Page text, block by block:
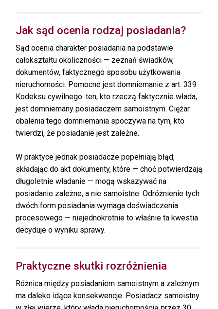
Jak sąd ocenia rodzaj posiadania?
Sąd ocenia charakter posiadania na podstawie
całokształtu okoliczności — zeznań świadków,
dokumentów, faktycznego sposobu użytkowania
nieruchomości. Pomocne jest domniemanie z art. 339
Kodeksu cywilnego: ten, kto rzeczą faktycznie włada,
jest domniemany posiadaczem samoistnym. Ciężar
obalenia tego domniemania spoczywa na tym, kto
twierdzi, że posiadanie jest zależne.
W praktyce jednak posiadacze popełniają błąd,
składając do akt dokumenty, które — choć potwierdzają
długoletnie władanie — mogą wskazywać na
posiadanie zależne, a nie samoistne. Odróżnienie tych
dwóch form posiadania wymaga doświadczenia
procesowego — niejednokrotnie to właśnie ta kwestia
decyduje o wyniku sprawy.
Praktyczne skutki rozróżnienia
Różnica między posiadaniem samoistnym a zależnym
ma daleko idące konsekwencje. Posiadacz samoistny